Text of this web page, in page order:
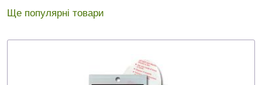
Ще популярні товари